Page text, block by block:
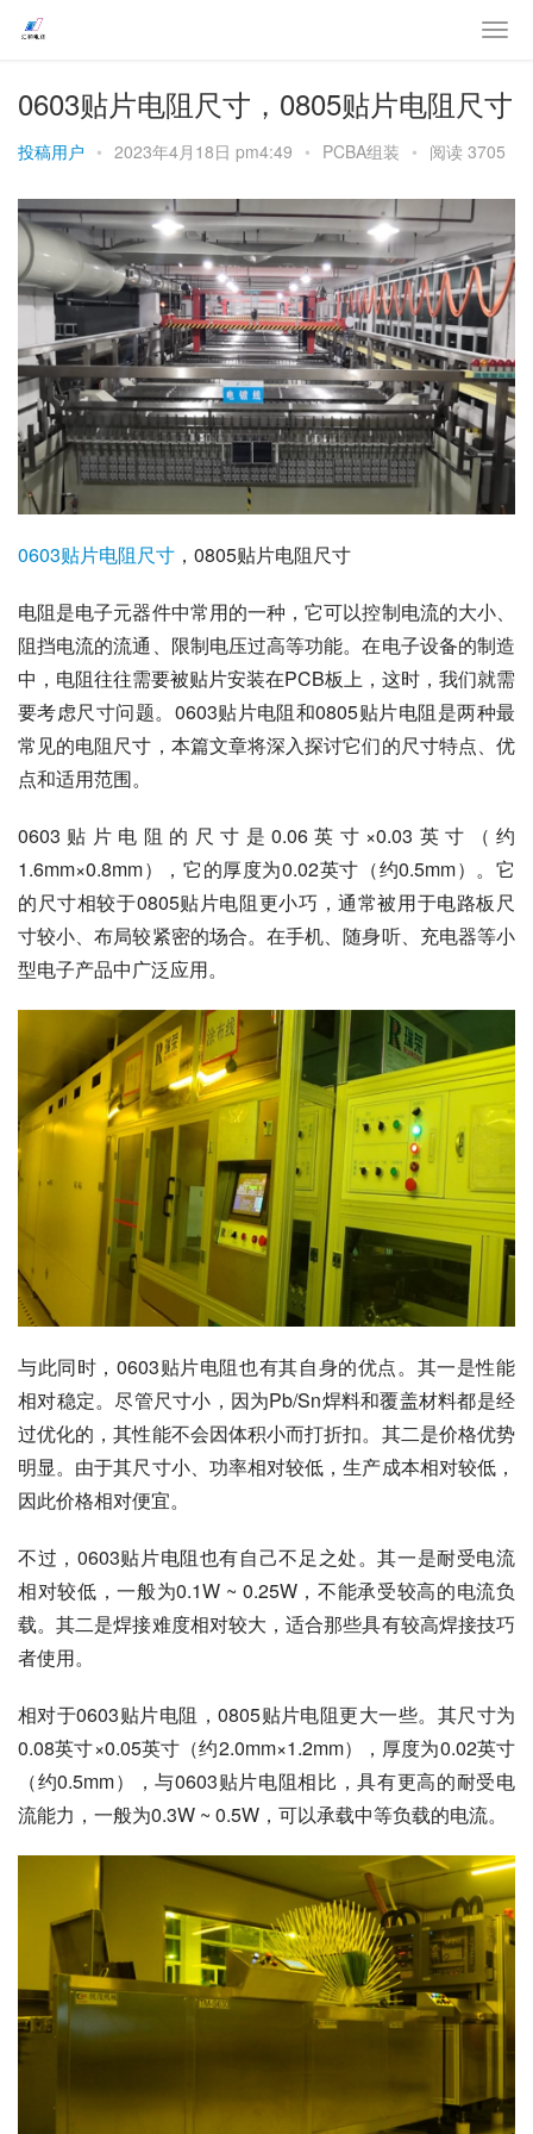
0603贴片电阻尺寸，0805贴片电阻尺寸
投稿用户 • 2023年4月18日 pm4:49 • PCBA组装 • 阅读 3705
0603贴片电阻尺寸 ，0805贴片电阻尺寸
电阻是电子元器件中常用的一种，它可以控制电流的大小、
阻挡电流的流通、限制电压过高等功能。在电子设备的制造
中，电阻往往需要被贴片安装在PCB板上，这时，我们就需
要考虑尺寸问题。0603贴片电阻和0805贴片电阻是两种最
常见的电阻尺寸，本篇文章将深入探讨它们的尺寸特点、优
点和适用范围。
0603贴片电阻的尺寸是0.06英寸×0.03英寸（约
1.6mm×0.8mm），它的厚度为0.02英寸（约0.5mm）。它
的尺寸相较于0805贴片电阻更小巧，通常被用于电路板尺
寸较小、布局较紧密的场合。在手机、随身听、充电器等小
型电子产品中广泛应用。
与此同时，0603贴片电阻也有其自身的优点。其一是性能
相对稳定。尽管尺寸小，因为Pb/Sn焊料和覆盖材料都是经
过优化的，其性能不会因体积小而打折扣。其二是价格优势
明显。由于其尺寸小、功率相对较低，生产成本相对较低，
因此价格相对便宜。
不过，0603贴片电阻也有自己不足之处。其一是耐受电流
相对较低，一般为0.1W ~ 0.25W，不能承受较高的电流负
载。其二是焊接难度相对较大，适合那些具有较高焊接技巧
者使用。
相对于0603贴片电阻，0805贴片电阻更大一些。其尺寸为
0.08英寸×0.05英寸（约2.0mm×1.2mm），厚度为0.02英寸
（约0.5mm），与0603贴片电阻相比，具有更高的耐受电
流能力，一般为0.3W ~ 0.5W，可以承载中等负载的电流。